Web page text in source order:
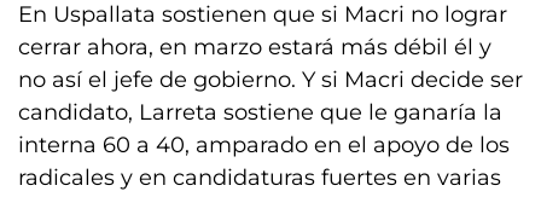
En Uspallata sostienen que si Macri no lograr
cerrar ahora, en marzo estará más débil él y
no así el jefe de gobierno. Y si Macri decide ser
candidato, Larreta sostiene que le ganaría la
interna 60 a 40, amparado en el apoyo de los
radicales y en candidaturas fuertes en varias